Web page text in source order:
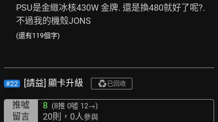
PSU是金緻冰核430W 金牌. 還是換480就好了呢?.
不過我的機殼JONS
(還有119個字)
#22 [請益] 顯卡升級 已回收
推噓 8 (8推 0噓 12→)
留言 20則，0人參與